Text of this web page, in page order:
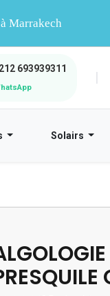
Marrakech
693939311
|
Solairs